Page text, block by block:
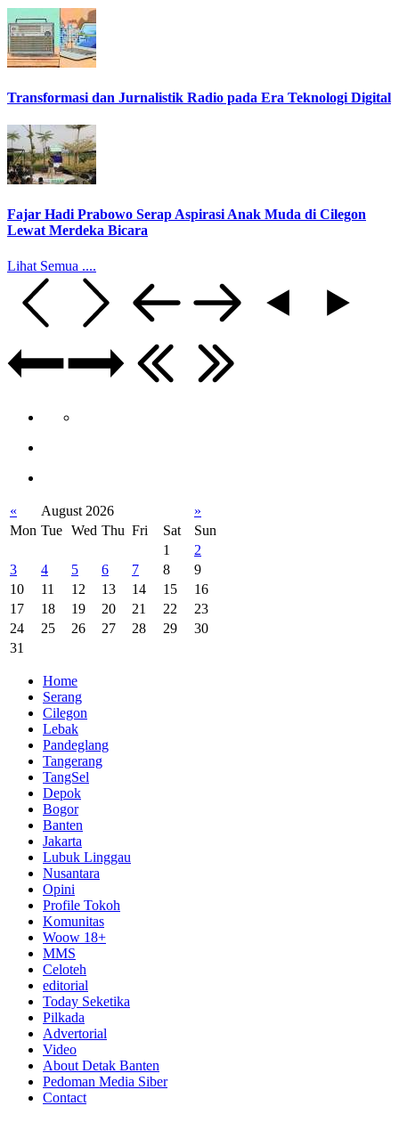
Transformasi dan Jurnalistik Radio pada Era Teknologi Digital
Fajar Hadi Prabowo Serap Aspirasi Anak Muda di Cilegon
Lewat Merdeka Bicara
Lihat Semua ....
« August 2026
»
Mon Tue Wed Thu Fri Sat
Sun
1
2
3
4 5 6 7 8
9
10
11 12 13 14 15
16
17
18 19 20 21 22
23
24
25 26 27 28 29
30
31
Home
Serang
Cilegon
Lebak
Pandeglang
Tangerang
TangSel
Depok
Bogor
Banten
Jakarta
Lubuk Linggau
Nusantara
Opini
Profile Tokoh
Komunitas
Woow 18+
MMS
Celoteh
editorial
Today Seketika
Pilkada
Advertorial
Video
About Detak Banten
Pedoman Media Siber
Contact